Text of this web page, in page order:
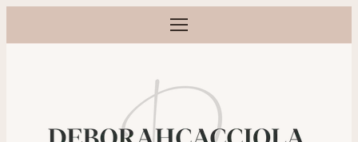
Ouvrir le menu
Photographe grossesse, naissance, bébé et famille à Orléans